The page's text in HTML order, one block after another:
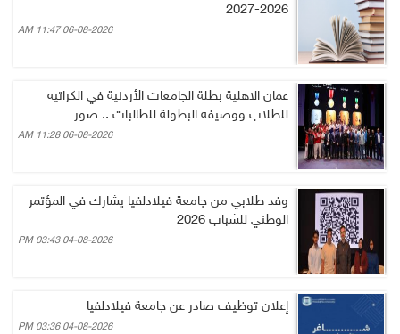
2026-2027
06-08-2026 11:47 AM
عمان الاهلية بطلة الجامعات الأردنية في الكراتيه
للطلاب ووصيفه البطولة للطالبات .. صور
06-08-2026 11:28 AM
وفد طلابي من جامعة فيلادلفيا يشارك في المؤتمر
الوطني للشباب 2026
04-08-2026 03:43 PM
إعلان توظيف صادر عن جامعة فيلادلفيا
04-08-2026 03:36 PM